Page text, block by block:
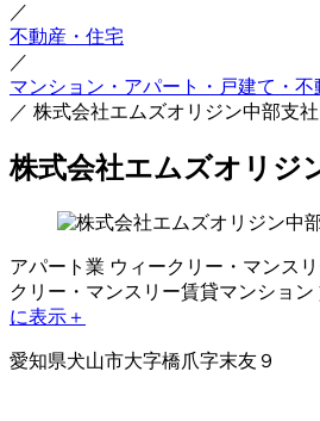
／
不動産・住宅
／
マンション・アパート・戸建て・不
／ 株式会社エムズオリジン中部支社
株式会社エムズオリジ
アパート業 ウィークリー・マンス
クリー・マンスリー賃貸マンション
に表示＋
愛知県犬山市大字橋爪字末友９